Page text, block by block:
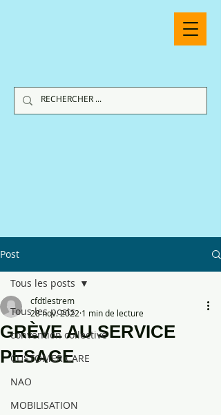
Post
Tous les posts
convention collective
CUSTOMER CARE
NAO
MOBILISATION
Tous les posts
GRÈVE AU SERVICE
PESAGE
cfdtlestrem
28 nov. 2022 1 min de lecture